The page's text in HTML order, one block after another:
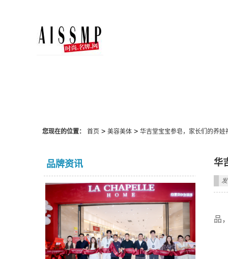
您现在的位置： 首页> 美容美体> 华吉堂宝宝参皂，家长们的养娃
品牌资讯 华
品